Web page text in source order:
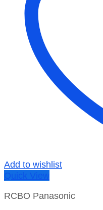
Add to wishlist
Quick View
RCBO Panasonic